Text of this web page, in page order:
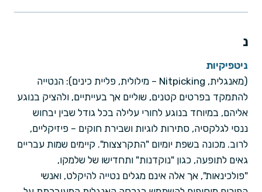
נ
ניטפיקיות
(מאנגלית, Nitpicking – מילולית, פליית כינים): הנטייה
להתמקד בפרטים קטנים, שוליים אך בעייתיים, ולהציק בנוגע
אליהם, במיוחד בנוגע לחורי עלילה בכל גודל שבין יבחוש
ננסי לגלקסיה, סתירות לוגיות ושבירת חוקים – פיזיקליים,
לרוב. מכונה בשפת יומיום "התקרצצות". קיימים שמות עבריים
גאים לתופעה, כגון "נוקדנות" ותחדישו של שלמקו,
"פולכינאות", אך אלה אינם מגלים נטייה להיקלט, ואנשי